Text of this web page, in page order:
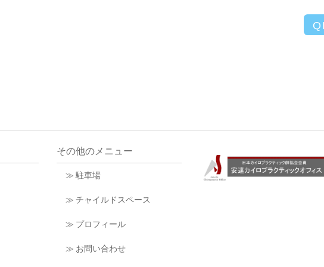
その他のメニュー
≫ 駐車場
≫ チャイルドスペース
≫ プロフィール
≫ お問い合わせ